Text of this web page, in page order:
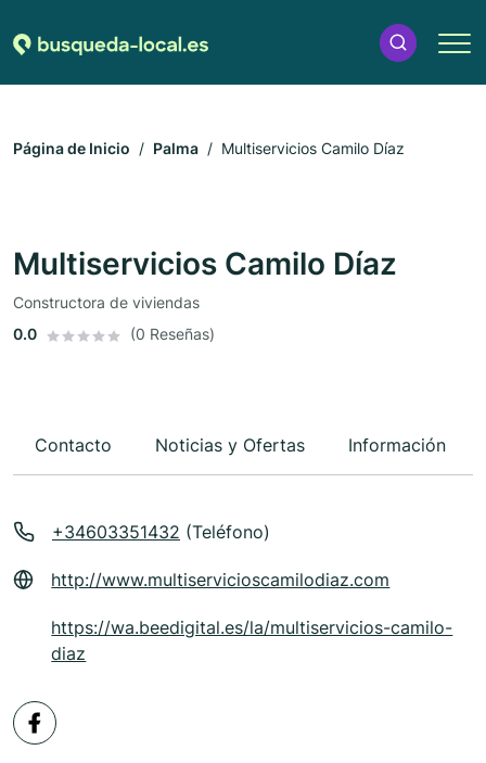
Página de Inicio Palma Multiservicios Camilo Díaz
Multiservicios Camilo Díaz
Constructora de viviendas
0.0
(0 Reseñas)
Contacto Noticias y Ofertas Información
+34603351432 (Teléfono)
http://www.multiservicioscamilodiaz.com
https://wa.beedigital.es/la/multiservicios-camilo-
diaz